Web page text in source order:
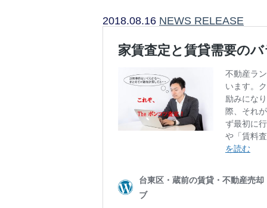
2018.08.16 NEWS RELEASE